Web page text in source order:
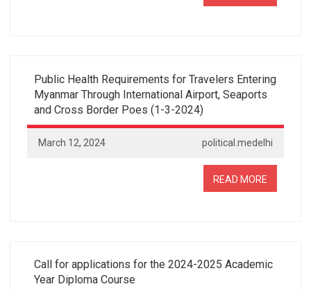
Public Health Requirements for Travelers Entering
Myanmar Through International Airport, Seaports
and Cross Border Poes (1-3-2024)
March 12, 2024 political.medelhi
READ MORE
Call for applications for the 2024-2025 Academic
Year Diploma Course